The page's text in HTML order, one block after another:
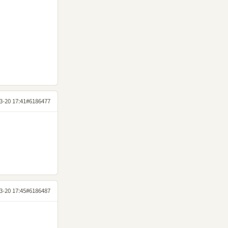
20 17:41#6186477
20 17:45#6186487